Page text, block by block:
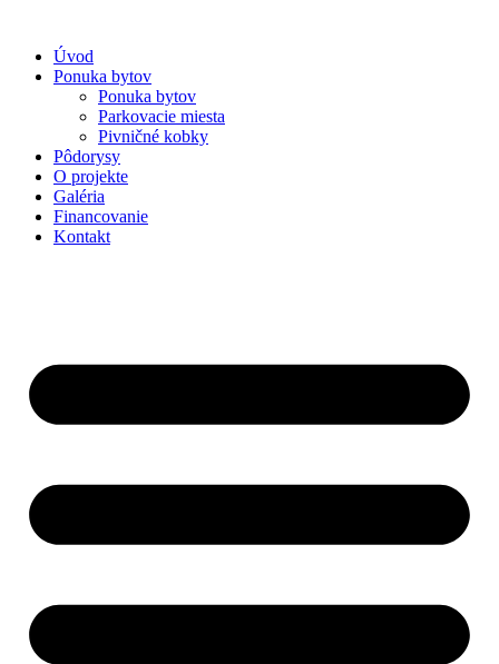
obsah
Úvod
Ponuka bytov
Ponuka bytov
Parkovacie miesta
Pivničné kobky
Pôdorysy
O projekte
Galéria
Financovanie
Kontakt